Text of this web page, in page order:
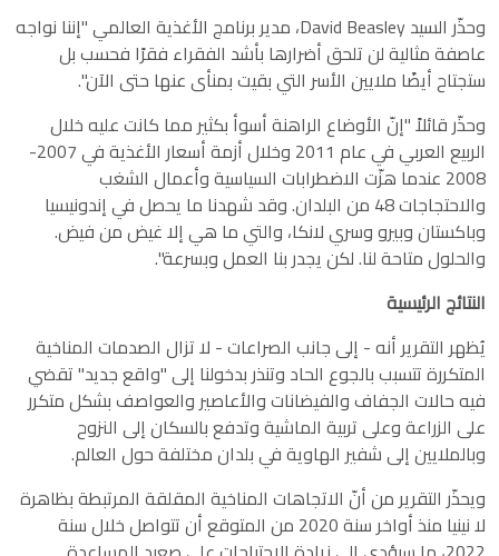
وحذّر السيد David Beasley، مدير برنامج الأغذية العالمي "إننا نواجه
عاصفة مثالية لن تلحق أضرارها بأشد الفقراء فقرًا فحسب بل
ستجتاح أيضًا ملايين الأسر التي بقيت بمنأى عنها حتى الآن".
وحذّر قائلاً "إنّ الأوضاع الراهنة أسوأ بكثير مما كانت عليه خلال
الربيع العربي في عام 2011 وخلال أزمة أسعار الأغذية في 2007-
2008 عندما هزّت الاضطرابات السياسية وأعمال الشغب
والاحتجاجات 48 من البلدان. وقد شهدنا ما يحصل في إندونيسيا
وباكستان وبيرو وسري لانكا، والتي ما هي إلا غيض من فيض.
والحلول متاحة لنا. لكن يجدر بنا العمل وبسرعة".
النتائج الرئيسية
يُظهر التقرير أنه - إلى جانب الصراعات - لا تزال الصدمات المناخية
المتكررة تتسبب بالجوع الحاد وتنذر بدخولنا إلى "واقع جديد" تقضي
فيه حالات الجفاف والفيضانات والأعاصير والعواصف بشكل متكرر
على الزراعة وعلى تربية الماشية وتدفع بالسكان إلى النزوح
وبالملايين إلى شفير الهاوية في بلدان مختلفة حول العالم.
ويحذّر التقرير من أنّ الاتجاهات المناخية المقلقة المرتبطة بظاهرة
لا نينيا منذ أواخر سنة 2020 من المتوقع أن تتواصل خلال سنة